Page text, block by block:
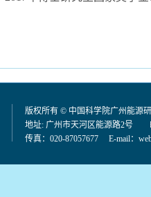
版权所有 © 中国科学院广州能源
地址: 广州市天河区能源路2号
传真：020-87057677 E-mail：